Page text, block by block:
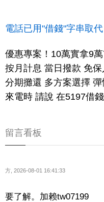
電話已用"借錢"字串取
優惠專案！10萬實拿9
按月計息 當日撥款 免
分期攤還 多方案選擇
來電時 請說 在5197借
留言看板
方 2026-08-01 16:41:33
要了解。加赖tw07199